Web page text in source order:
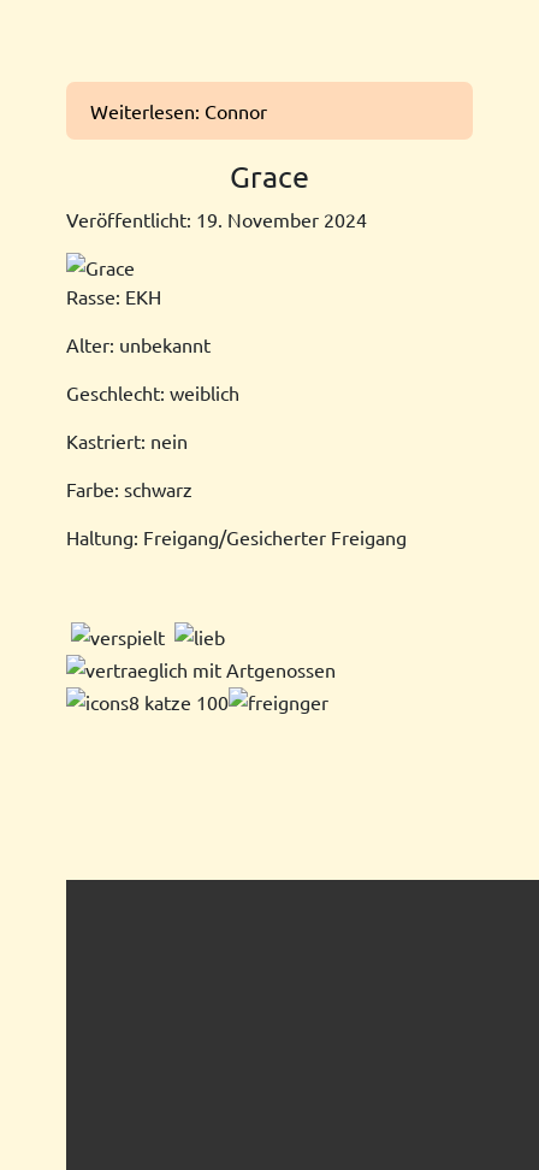
Weiterlesen: Connor
Grace
Veröffentlicht: 19. November 2024
Rasse: EKH
Alter: unbekannt
Geschlecht: weiblich
Kastriert: nein
Farbe: schwarz
Haltung: Freigang/Gesicherter Freigang